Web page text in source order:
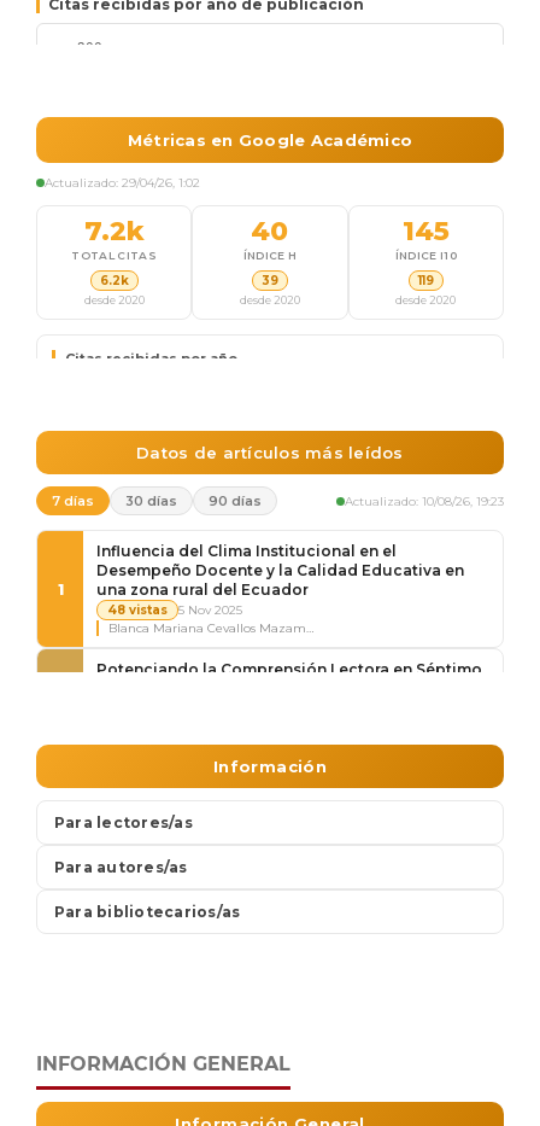
INFORMACIÓN GENERAL